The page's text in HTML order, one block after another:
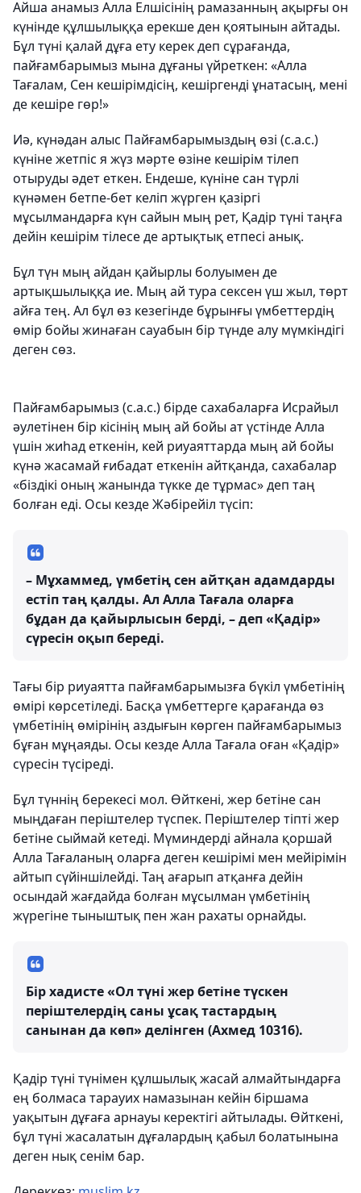
Айша анамыз Алла Елшісінің рамазанның ақырғы он
күнінде құлшылыққа ерекше ден қоятынын айтады.
Бұл түні қалай дұға ету керек деп сұрағанда,
пайғамбарымыз мына дұғаны үйреткен: «Алла
Тағалам, Сен кешірімдісің, кешіргенді ұнатасың, мені
де кешіре гөр!»
Иә, күнәдан алыс Пайғамбарымыздың өзі (с.а.с.)
күніне жетпіс я жүз мәрте өзіне кешірім тілеп
отыруды әдет еткен. Ендеше, күніне сан түрлі
күнәмен бетпе-бет келіп жүрген қазіргі
мұсылмандарға күн сайын мың рет, Қадір түні таңға
дейін кешірім тілесе де артықтық етпесі анық.
Бұл түн мың айдан қайырлы болуымен де
артықшылыққа ие. Мың ай тура сексен үш жыл, төрт
айға тең. Ал бұл өз кезегінде бұрынғы үмбеттердің
өмір бойы жинаған сауабын бір түнде алу мүмкіндігі
деген сөз.
Пайғамбарымыз (с.а.с.) бірде сахабаларға Исрайыл
әулетінен бір кісінің мың ай бойы ат үстінде Алла
үшін жиһад еткенін, кей риуаяттарда мың ай бойы
күнә жасамай ғибадат еткенін айтқанда, сахабалар
«біздікі оның жанында түкке де тұрмас» деп таң
болған еді. Осы кезде Жәбірейіл түсіп:
– Мұхаммед, үмбетің сен айтқан адамдарды
естіп таң қалды. Ал Алла Тағала оларға
бұдан да қайырлысын берді, – деп «Қадір»
сүресін оқып береді.
Тағы бір риуаятта пайғамбарымызға бүкіл үмбетінің
өмірі көрсетіледі. Басқа үмбеттерге қарағанда өз
үмбетінің өмірінің аздығын көрген пайғамбарымыз
бұған мұңаяды. Осы кезде Алла Тағала оған «Қадір»
сүресін түсіреді.
Бұл түннің берекесі мол. Өйткені, жер бетіне сан
мыңдаған періштелер түспек. Періштелер тіпті жер
бетіне сыймай кетеді. Мүминдерді айнала қоршай
Алла Тағаланың оларға деген кешірімі мен мейірімін
айтып сүйіншілейді. Таң ағарып атқанға дейін
осындай жағдайда болған мұсылман үмбетінің
жүрегіне тыныштық пен жан рахаты орнайды.
Бір хадисте «Ол түні жер бетіне түскен
періштелердің саны ұсақ тастардың
санынан да көп» делінген (Ахмед 10316).
Қадір түні түнімен құлшылық жасай алмайтындарға
ең болмаса тарауих намазынан кейін біршама
уақытын дұғаға арнауы керектігі айтылады. Өйткені,
бұл түні жасалатын дұғалардың қабыл болатынына
деген нық сенім бар.